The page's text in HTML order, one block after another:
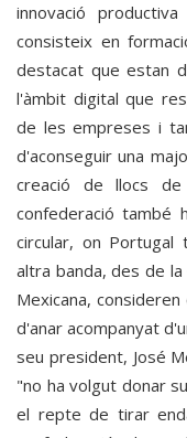
innovació
consisteix en
destacat que estan
l'àmbit digital que
de les empreses i
d'aconseguir una
creació de llocs
confederació també
circular, on
altra banda, des de
Mexicana,
d'anar acompanyat
seu president, José
"no ha volgut donar
el repte de tirar